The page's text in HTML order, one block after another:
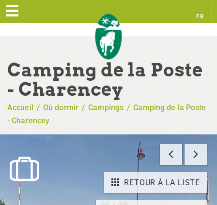
FR
Camping de la Poste
- Charencey
Accueil / Où dormir / Campings / Camping de la Poste
- Charencey
RETOUR À LA LISTE